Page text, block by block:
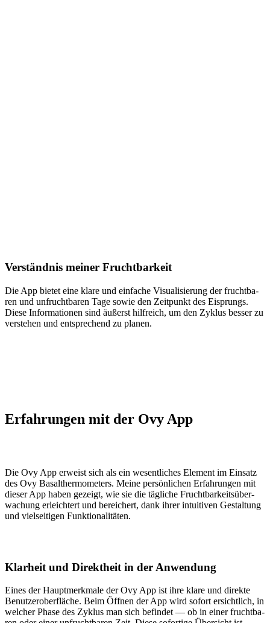
Ver­ständ­nis mei­ner Frucht­bar­keit
Die App bie­tet eine kla­re und ein­fa­che Visua­li­sie­rung der frucht­ba­
ren und unfrucht­ba­ren Tage sowie den Zeit­punkt des Eisprungs.
Die­se Infor­ma­tio­nen sind äußerst hilf­reich, um den Zyklus bes­ser zu
ver­ste­hen und ent­spre­chend zu pla­nen.
Erfah­run­gen mit der Ovy App
Die Ovy App erweist sich als ein wesent­li­ches Ele­ment im Ein­satz
des Ovy Basal­ther­mo­me­ters. Mei­ne per­sön­li­chen Erfah­run­gen mit
die­ser App haben gezeigt, wie sie die täg­li­che Frucht­bar­keits­über­
wa­chung erleich­tert und berei­chert, dank ihrer intui­ti­ven Gestal­tung
und viel­sei­ti­gen Funk­tio­na­li­tä­ten.
Klar­heit und Direkt­heit in der Anwen­dung
Eines der Haupt­merk­ma­le der Ovy App ist ihre kla­re und direk­te
Benut­zer­ober­flä­che. Beim Öff­nen der App wird sofort ersicht­lich, in
wel­cher Pha­se des Zyklus man sich befin­det — ob in einer frucht­ba­